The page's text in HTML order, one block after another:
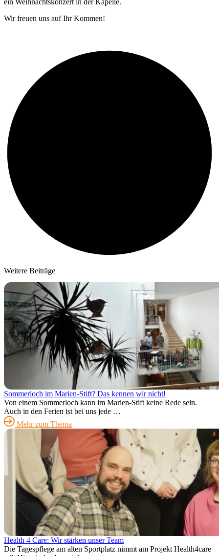
ein Weihnachtskonzert in der Kapelle.
Wir freuen uns auf Ihr Kommen!
Weitere Beiträge
Sommerloch im Marien-Stift? Das kennen wir nicht!
Von einem Sommerloch kann im Marien-Stift keine Rede sein.
Auch in den Ferien ist bei uns jede …
Mehr zum Thema
Health 4 Care: Wir stärken unser Team
Die Tagespflege am alten Sportplatz nimmt am Projekt Health4care